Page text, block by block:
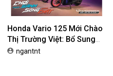
Honda Vario 125 Mới Chào
Thị Trường Việt: Bổ Sung
Phiên Bản Street, Giá Từ
ngantnt